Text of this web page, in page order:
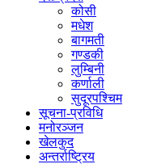
कोसी
मधेश
बागमती
गण्डकी
लुम्बिनी
कर्णाली
सुदूरपश्चिम
सूचना-प्रविधि
मनोरञ्जन
खेलकुद
अन्तर्राष्ट्रिय